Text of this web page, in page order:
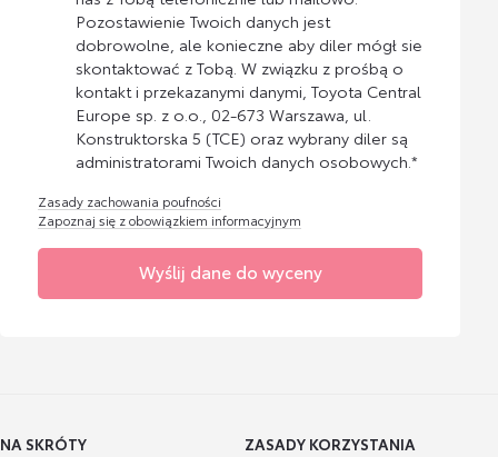
Pozostawienie Twoich danych jest
dobrowolne, ale konieczne aby diler mógł sie
skontaktować z Tobą. W związku z prośbą o
kontakt i przekazanymi danymi, Toyota Central
Europe sp. z o.o., 02-673 Warszawa, ul.
Konstruktorska 5 (TCE) oraz wybrany diler są
administratorami Twoich danych osobowych.*
Zasady zachowania poufności
Zapoznaj się z obowiązkiem informacyjnym
Wyślij dane do wyceny
NA SKRÓTY
ZASADY KORZYSTANIA